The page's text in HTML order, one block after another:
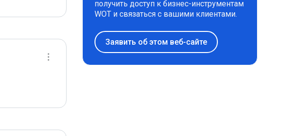
получить доступ к бизнес-инструментам
WOT и связаться с вашими клиентами.
Заявить об этом веб-сайте